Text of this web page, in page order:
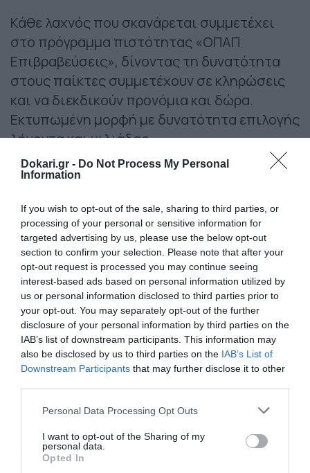
Dokari.gr - Do Not Process My Personal
Information
If you wish to opt-out of the sale, sharing to third parties, or
processing of your personal or sensitive information for
targeted advertising by us, please use the below opt-out
section to confirm your selection. Please note that after your
opt-out request is processed you may continue seeing
interest-based ads based on personal information utilized by
us or personal information disclosed to third parties prior to
your opt-out. You may separately opt-out of the further
disclosure of your personal information by third parties on the
IAB’s list of downstream participants. This information may
also be disclosed by us to third parties on the IAB’s List of
Downstream Participants that may further disclose it to other
Please note that this website/app uses one or more Google
not limited to your visit or usage behaviour. You may click to
grant or deny consent to Google and its third-party tags to
use your data for below specified purposes in below Google
Personal Data Processing Opt Outs
I want to opt-out of the Sharing of my
personal data.
Opted In
Κάθε λαχνός που σκανάρεται συμμετέχει
στο πρόγραμμα πιστότητας «ΟΠΑΠ
Επιβραβεύσεις», δίνοντας τη δυνατότητα
στους παίκτες συμμετέχουν σε κληρώσεις
και να διεκδικούν προνόμια και δώρα.
Εκτυπωμένη μορφή με δυνατότητα επιλογής
λήγοντα και χιλιάδας
Παράλληλα, διαθέσιμη για την αυριανή
εκτυπωμένη μορφή με δυνατότητα επιλογής
λήγοντα και χιλιάδας.
Οι πελάτες των καταστημάτων ΟΠΑΠ
μπορούν, μέσα από τις τερματικές μηχανές
στον πάγκο εξυπηρέτησης, να επιλέξουν
συγκεκριμένο λήγοντα από το μηδέν έως το
εννιά, συγκεκριμένη χιλιάδα, τον συνδυασμό
λήγοντα και χιλιάδας, καθώς και τον τυχαίο
μονό ή ζυγό λήγοντα.
Η ειδική κλήρωση του Λαϊκού Λαχείου Black
Friday θα μεταδοθεί ζωντανά την
Παρασκευή 29 Νοεμβρίου στις 19:00, από το